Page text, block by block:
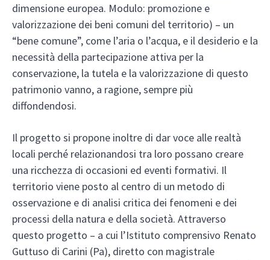
dimensione europea. Modulo: promozione e
valorizzazione dei beni comuni del territorio) – un
“bene comune”, come l’aria o l’acqua, e il desiderio e la
necessità della partecipazione attiva per la
conservazione, la tutela e la valorizzazione di questo
patrimonio vanno, a ragione, sempre più
diffondendosi.
Il progetto si propone inoltre di dar voce alle realtà
locali perché relazionandosi tra loro possano creare
una ricchezza di occasioni ed eventi formativi. Il
territorio viene posto al centro di un metodo di
osservazione e di analisi critica dei fenomeni e dei
processi della natura e della società. Attraverso
questo progetto – a cui l’Istituto comprensivo Renato
Guttuso di Carini (Pa), diretto con magistrale